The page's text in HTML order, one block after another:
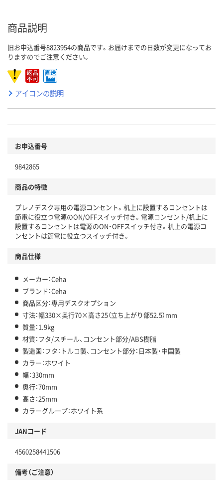
商品説明
旧お申込番号8823954の商品です。お届けまでの日数が変更になってお
りますのでご注意ください。
アイコンの説明
お申込番号
9842865
商品の特徴
プレノデスク専用の電源コンセント。机上に設置するコンセントは
節電に役立つ電源のON/OFFスイッチ付き。電源コンセント/机上に
設置するコンセントは電源のON・OFFスイッチ付き。机上の電源コ
ンセントは節電に役立つスイッチ付き。
商品仕様
メーカー：Ceha
ブランド：Ceha
商品区分：専用デスクオプション
寸法：幅330×奥行70×高さ25（立ち上がり部52.5）mm
質量：1.9kg
材質：フタ/スチール、コンセント部分/ABS樹脂
製造国：フタ：トルコ製、コンセント部分：日本製・中国製
カラー：ホワイト
幅：330mm
奥行：70mm
高さ：25mm
カラーグループ：ホワイト系
JANコード
4560258441506
備考（ご注意）